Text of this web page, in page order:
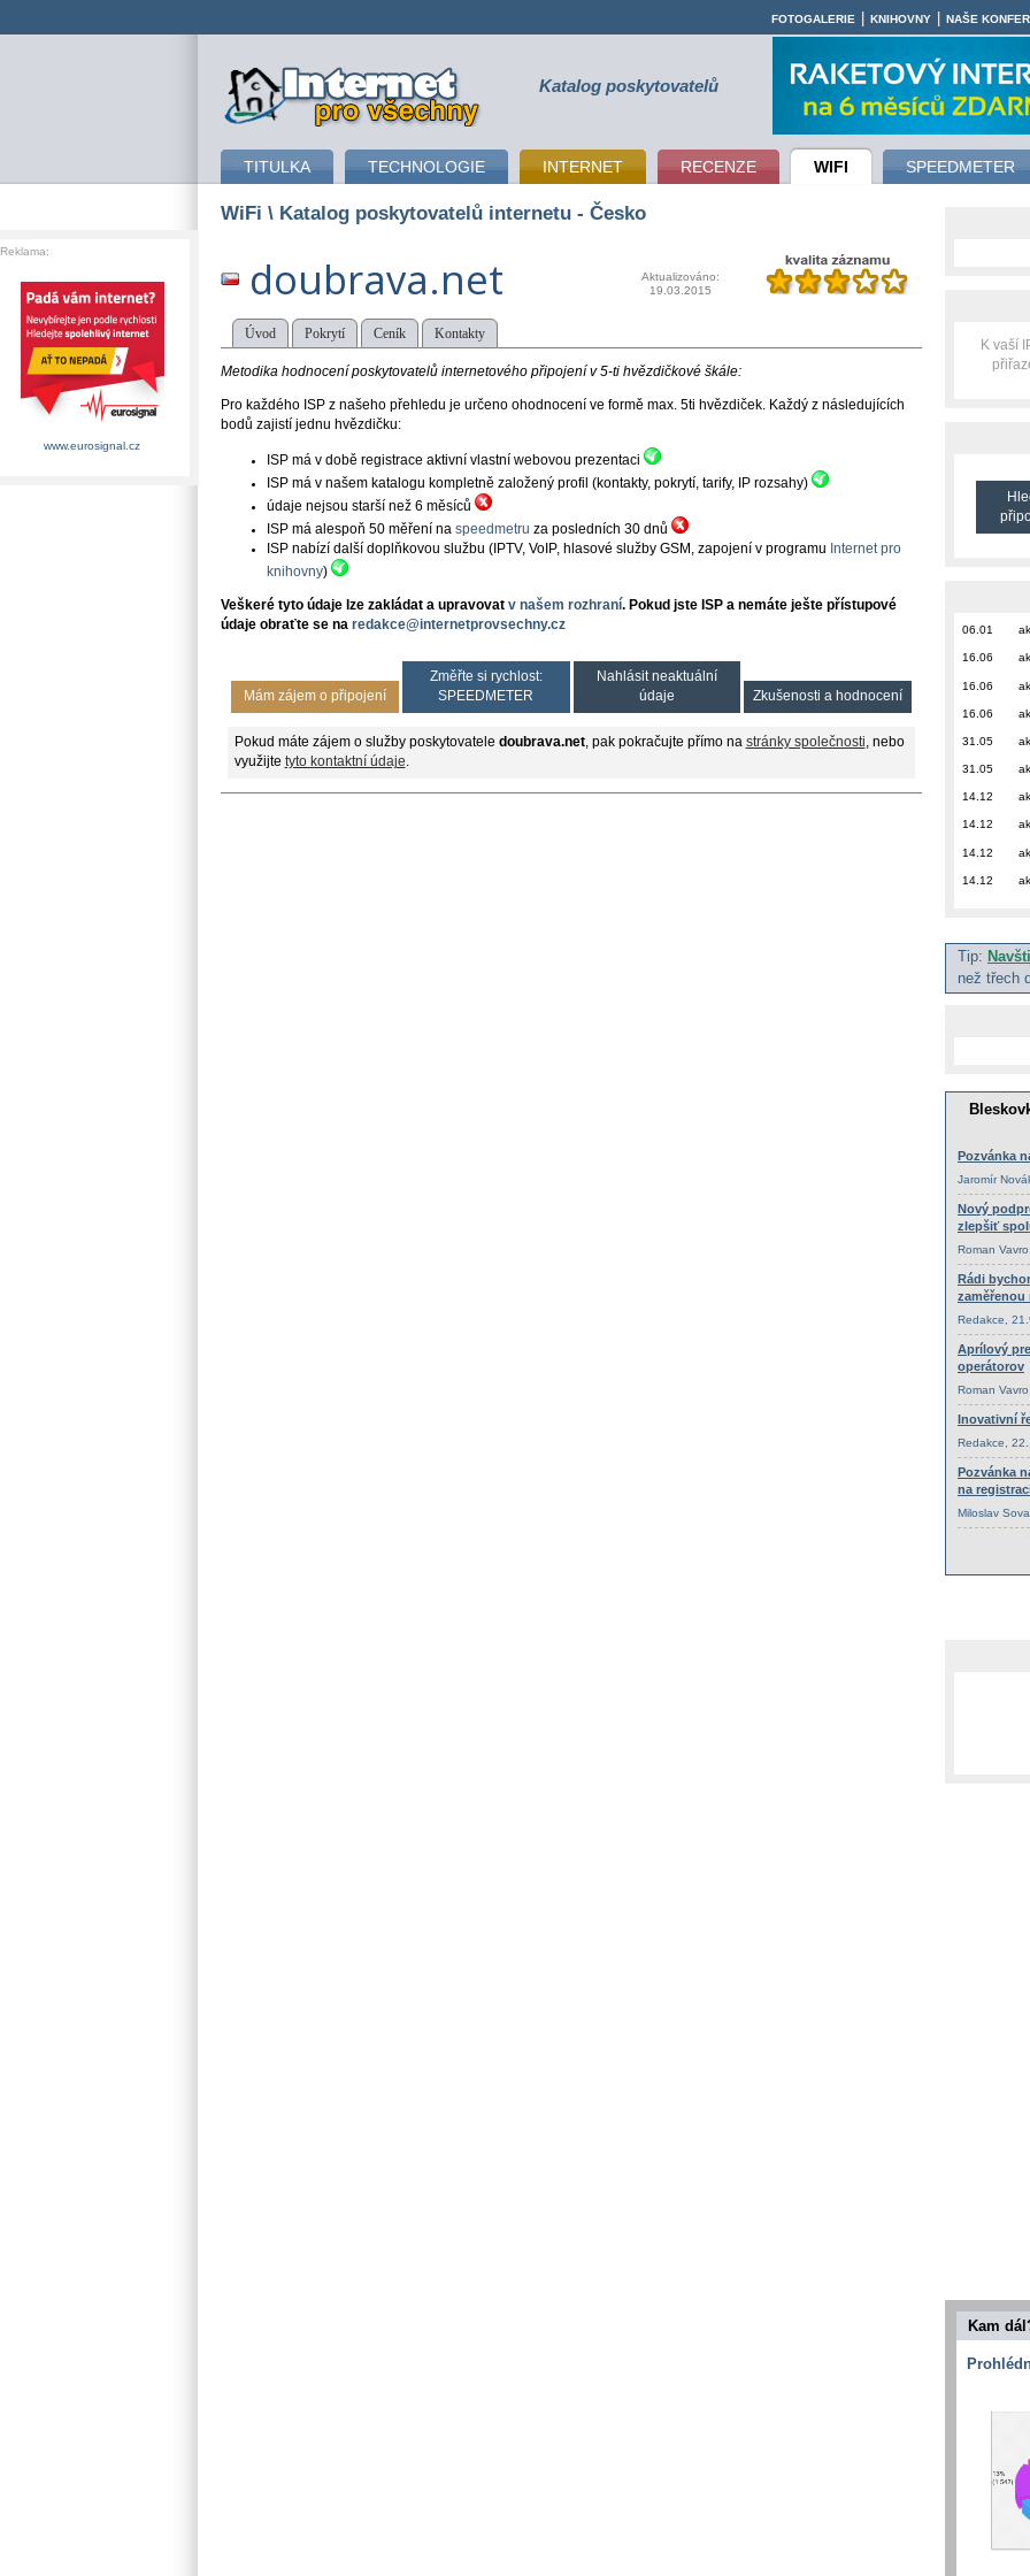
připojení k internetu Katalog poskytovatelů
TITULKA TECHNOLOGIE INTERNET RECENZE WIFI SPEEDMETER
FOTOGALERIE KNIHOVNY NAŠE
WiFi \ Katalog poskytovatelů internetu - Česko
doubrava.net
Aktualizováno:
19.03.2015
Úvod Pokrytí Ceník Kontakty
Metodika hodnocení poskytovatelů internetového připojení v 5-ti hvězdičkové škále:
Pro každého ISP z našeho přehledu je určeno ohodnocení ve formě max. 5ti hvězdiček. Každý z následujících
bodů zajistí jednu hvězdičku:
ISP má v době registrace aktivní vlastní webovou prezentaci
ISP má v našem katalogu kompletně založený profil (kontakty, pokrytí, tarify, IP rozsahy)
údaje nejsou starší než 6 měsíců
ISP má alespoň 50 měření na speedmetru za posledních 30 dnů
ISP nabízí další doplňkovou službu (IPTV, VoIP, hlasové služby GSM, zapojení v programu Internet pro
knihovny)
Veškeré tyto údaje lze zakládat a upravovat v našem rozhraní. Pokud jste ISP a nemáte ješte přístupové
údaje obraťte se na redakce@internetprovsechny.cz
Mám zájem o připojení
Změřte si rychlost:
SPEEDMETER
Nahlásit neaktuální
údaje
Zkušenosti a hodnocení
Pokud máte zájem o služby poskytovatele doubrava.net, pak pokračujte přímo na stránky společnosti , nebo
využijte tyto kontaktní údaje
K vaší
06.01
16.06
16.06
16.06
31.05
31.05
14.12
14.12
14.12
14.12
Tip:
než třech
Kam
Reklama:
www.eurosignal.cz